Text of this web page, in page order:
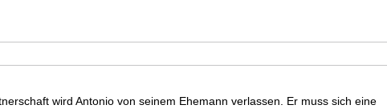
wird Antonio von seinem Ehemann verlassen. Er muss sich eine